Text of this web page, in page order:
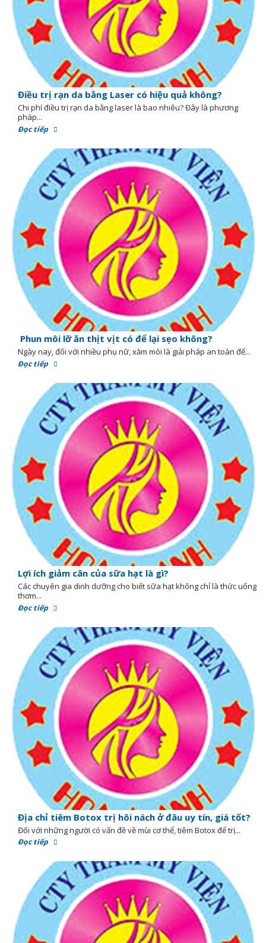
Điều trị rạn da bằng Laser có hiệu quả không?
Chi phí điều trị rạn da bằng laser là bao nhiêu? Đây là phương
pháp...
Đọc tiếp
Phun môi lỡ ăn thịt vịt có để lại sẹo không?
Ngày nay, đối với nhiều phụ nữ, xăm môi là giải pháp an toàn để...
Đọc tiếp
Lợi ích giảm cân của sữa hạt là gì?
Các chuyên gia dinh dưỡng cho biết sữa hạt không chỉ là thức uống
thơm...
Đọc tiếp
Địa chỉ tiêm Botox trị hôi nách ở đâu uy tín, giá tốt?
Đối với những người có vấn đề về mùi cơ thể, tiêm Botox để trị...
Đọc tiếp